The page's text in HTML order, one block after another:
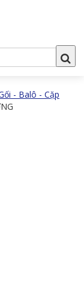
- Balô - Cặp